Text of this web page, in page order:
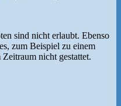
sind nicht erlaubt. Ebenso
zum Beispiel zu einem
nicht gestattet.